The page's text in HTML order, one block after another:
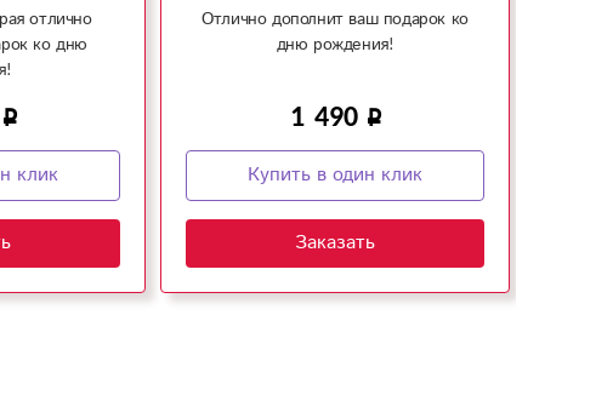
отлично
ко дню
клик
Отлично дополнит ваш подарок ко
дню рождения!
1 490
Купить в один клик
Заказать